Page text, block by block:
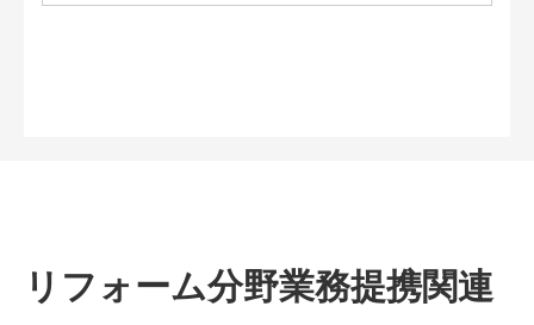
リフォーム分野業務提携関連